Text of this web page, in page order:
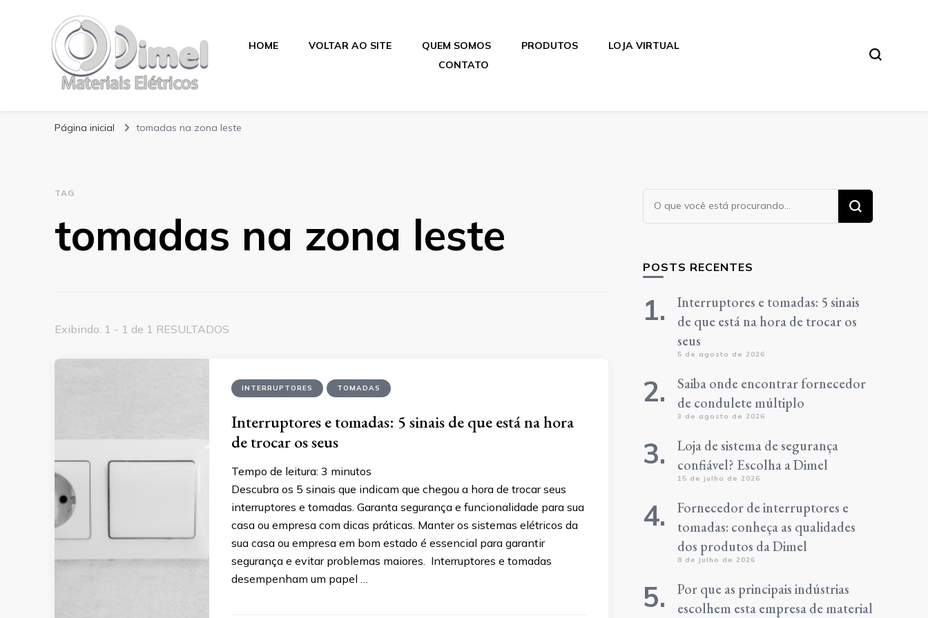
Blog Dimel
HOME VOLTAR AO SITE QUEM SOMOS PRODUTOS
LOJA VIRTUAL
CONTATO
Página inicial tomadas na zona leste
TAG
tomadas na zona leste
Exibindo: 1 - 1 de 1 RESULTADOS
INTERRUPTORES TOMADAS
Interruptores e tomadas: 5 sinais de que está na hora
de trocar os seus
Tempo de leitura: 3 minutos
Descubra os 5 sinais que indicam que chegou a hora de trocar seus
interruptores e tomadas. Garanta segurança e funcionalidade para sua
casa ou empresa com dicas práticas. Manter os sistemas elétricos da
sua casa ou empresa em bom estado é essencial para garantir
segurança e evitar problemas maiores. Interruptores e tomadas
desempenham um papel …
Procurando
algo?
POSTS RECENTES
Interruptores e tomadas: 5 sinais
de que está na hora de trocar os
seus
5 de agosto de 2026
Saiba onde encontrar fornecedor
de condulete múltiplo
3 de agosto de 2026
Loja de sistema de segurança
confiável? Escolha a Dimel
15 de julho de 2026
Fornecedor de interruptores e
tomadas: conheça as qualidades
dos produtos da Dimel
8 de julho de 2026
Por que as principais indústrias
escolhem esta empresa de material